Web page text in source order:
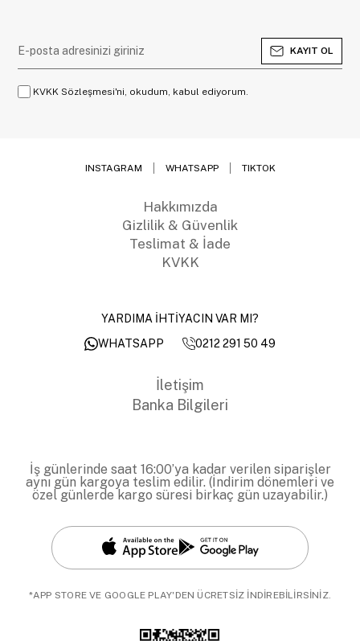
KAYIT OL
KVKK Sözleşmesi'ni, okudum, kabul ediyorum.
INSTAGRAM WHATSAPP TIKTOK
Hakkımızda
Gizlilik & Güvenlik
Teslimat & İade
KVKK
YARDIMA İHTİYACIN VAR MI?
WHATSAPP
0212 291 50 49
İletişim
Banka Bilgileri
İş günlerinde saat 16:00’ya kadar verilen siparişler
aynı gün kargoya teslim edilir. (İndirim dönemleri ve
özel günlerde kargo süresi birkaç gün uzayabilir.)
*APP STORE VE GOOGLE PLAY'DEN ÜCRETSİZ İNDİREBİLİRSİNİZ.